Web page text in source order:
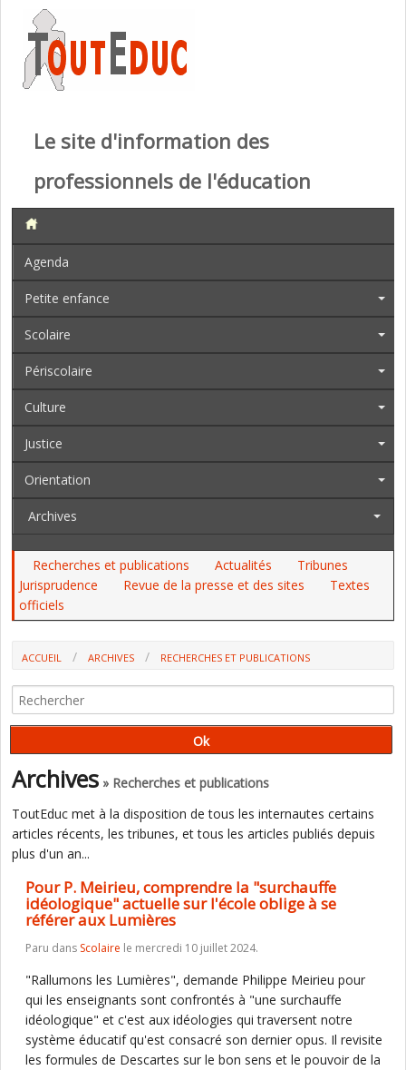
Le site d'information des
professionnels de l'éducation
Agenda
Petite enfance
Scolaire
Périscolaire
Culture
Justice
Orientation
Archives
Recherches et publications Actualités
Tribunes
Jurisprudence
Revue de la presse et des sites
Textes
officiels
ACCUEIL ARCHIVES
RECHERCHES ET PUBLICATIONS
ACTUELLE SUR L'ÉCOLE OBLIGE À SE RÉFÉRER AUX LUMIÈRES
Archives » Recherches et publications
ToutEduc met à la disposition de tous les internautes certains
articles récents, les tribunes, et tous les articles publiés depuis
plus d'un an...
Pour P. Meirieu, comprendre la "surchauffe
idéologique" actuelle sur l'école oblige à se
référer aux Lumières
Paru dans Scolaire le mercredi 10 juillet 2024.
"Rallumons les Lumières", demande Philippe Meirieu pour
qui les enseignants sont confrontés à "une surchauffe
idéologique" et c'est aux idéologies qui traversent notre
système éducatif qu'est consacré son dernier opus. Il revisite
les formules de Descartes sur le bon sens et le pouvoir de la